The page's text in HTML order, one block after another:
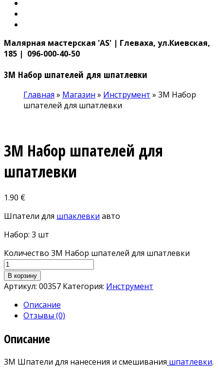
Малярная мастерская 'AS' | Глеваха, ул.Киевская,
185 | 096-000-40-50
3M Набор шпателей для шпатлевки
Главная » Магазин » Инструмент » 3M Набор
шпателей для шпатлевки
3M Набор шпателей для
шпатлевки
1.90 €
Шпатели для шпаклевки авто
Набор: 3 шт
Количество 3M Набор шпателей для шпатлевки
В корзину
Артикул: 00357 Категория: Инструмент
Описание
Отзывы (0)
Описание
3M Шпатели для нанесения и смешивания шпатлевки.